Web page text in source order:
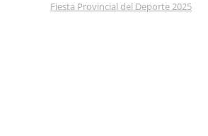
Fiesta Provincial del Deporte 2025